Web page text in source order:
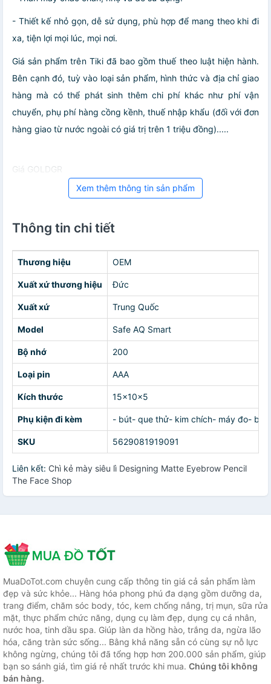
- Thiết kế nhỏ gọn, dễ sử dụng, phù hợp để mang theo khi đi
xa, tiện lợi mọi lúc, mọi nơi.
Giá sản phẩm trên Tiki đã bao gồm thuế theo luật hiện hành.
Bên cạnh đó, tuỳ vào loại sản phẩm, hình thức và địa chỉ giao
hàng mà có thể phát sinh thêm chi phí khác như phí vận
chuyển, phụ phí hàng cồng kềnh, thuế nhập khẩu (đối với đơn
hàng giao từ nước ngoài có giá trị trên 1 triệu đồng).....
Giá GOLDGR
Xem thêm thông tin sản phẩm
Thông tin chi tiết
Thương hiệu OEM
Xuất xứ thương hiệu Đức
Xuất xứ Trung Quốc
Model Safe AQ Smart
Bộ nhớ 200
Loại pin AAA
Kích thước 15x10x5
Phụ kiện đi kèm - bút- que thử- kim chích- máy đo- bao
SKU 5629081919091
Liên kết: Chì kẻ mày siêu lì Designing Matte Eyebrow Pencil
The Face Shop
MuaDoTot.com chuyên cung cấp thông tin giá cả sản phẩm làm
đẹp và sức khỏe... Hàng hóa phong phú đa dạng gồm dưỡng da,
trang điểm, chăm sóc body, tóc, kem chống nắng, trị mụn, sữa rửa
mặt, thực phẩm chức năng, dụng cụ làm đẹp, dụng cụ cá nhân,
nước hoa, tinh dầu spa. Giúp làn da hồng hào, trắng da, ngừa lão
hóa, căng tràn sức sống... Bằng khả năng sẵn có cùng sự nỗ lực
không ngừng, chúng tôi đã tổng hợp hơn 200.000 sản phẩm, giúp
bạn so sánh giá, tìm giá rẻ nhất trước khi mua. Chúng tôi không
bán hàng.